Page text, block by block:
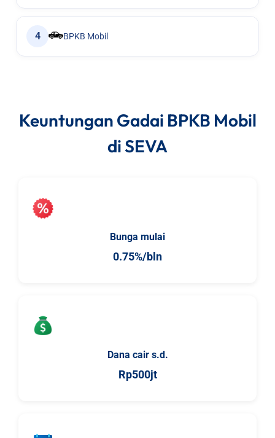
4 BPKB Mobil
Keuntungan Gadai BPKB Mobil
di SEVA
Bunga mulai
0.75%/bln
Dana cair s.d.
Rp500jt